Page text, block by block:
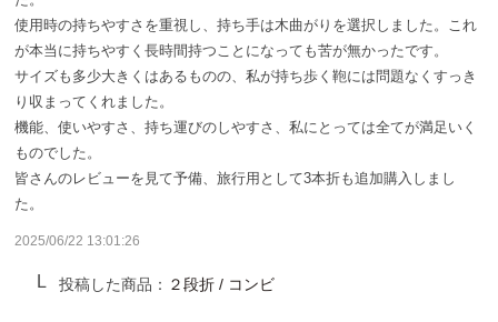
サンバリア100について
サンバリア100について
ストーリー
サンバリア100の完全遮光
ものづくり
使用時の持ちやすさを重視し、持ち手は木曲がりを選択しました。これ
が本当に持ちやすく長時間持つことになっても苦が無かったです。
サイズも多少大きくはあるものの、私が持ち歩く鞄には問題なくすっき
り収まってくれました。
機能、使いやすさ、持ち運びのしやすさ、私にとっては全てが満足いく
ものでした。
皆さんのレビューを見て予備、旅行用として3本折も追加購入しまし
た。
2025/06/22 13:01:26
投稿した商品： ２段折 / コンビ